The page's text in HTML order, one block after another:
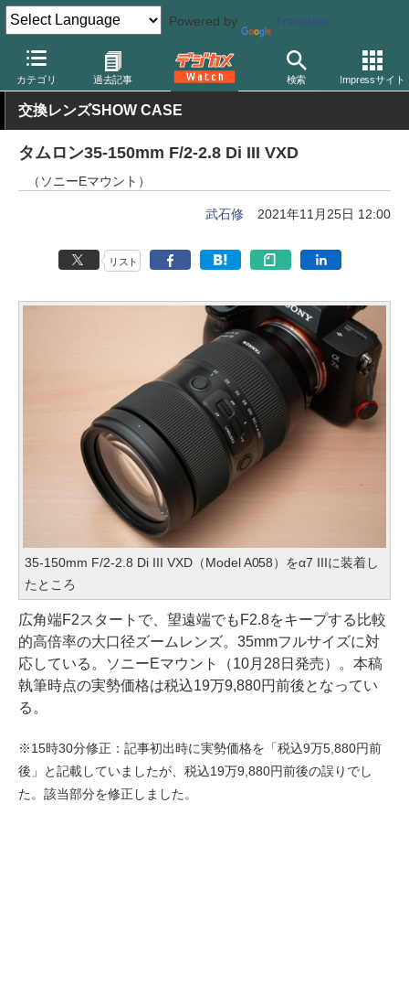
Powered by Translate
カテゴリ 過去記事 検索 Impressサイト
デジカメ Watch レンズ 交換レンズ タムロン
交換レンズSHOW CASE
タムロン35-150mm F/2-2.8 Di III VXD
（ソニーEマウント）
武石修 2021年11月25日 12:00
リスト
35-150mm F/2-2.8 Di III VXD（Model A058）をα7 IIIに装着し
たところ
広角端F2スタートで、望遠端でもF2.8をキープする比較
的高倍率の大口径ズームレンズ。35mmフルサイズに対
応している。ソニーEマウント（10月28日発売）。本稿
執筆時点の実勢価格は税込19万9,880円前後となってい
る。
※15時30分修正：記事初出時に実勢価格を「税込9万5,880円前
後」と記載していましたが、税込19万9,880円前後の誤りでし
た。該当部分を修正しました。